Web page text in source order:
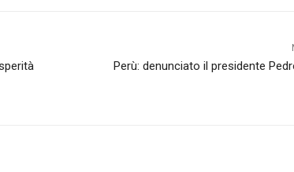
Perù: denunciato il presidente